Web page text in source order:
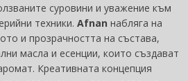
суровини и уважение към
техники. Afnan набляга на
и прозрачността на състава,
масла и есенции, които създават
Креативната концепция